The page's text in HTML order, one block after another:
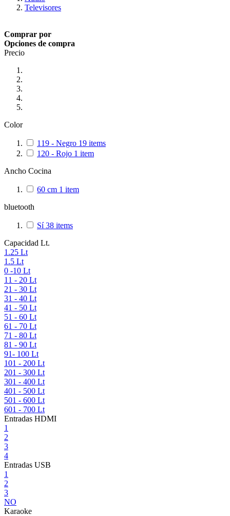
Televisores
Comprar por
Opciones de compra
Precio
Color
119 - Negro 19 items
120 - Rojo 1 item
Ancho Cocina
60 cm 1 item
bluetooth
Sí38 items
Capacidad Lt.
1.25 Lt
1.5 Lt
0 -10 Lt
11 - 20 Lt
21 - 30 Lt
31 - 40 Lt
41 - 50 Lt
51 - 60 Lt
61 - 70 Lt
71 - 80 Lt
81 - 90 Lt
91- 100 Lt
101 - 200 Lt
201 - 300 Lt
301 - 400 Lt
401 - 500 Lt
501 - 600 Lt
601 - 700 Lt
Entradas HDMI
1
2
3
4
Entradas USB
1
2
3
NO
Karaoke